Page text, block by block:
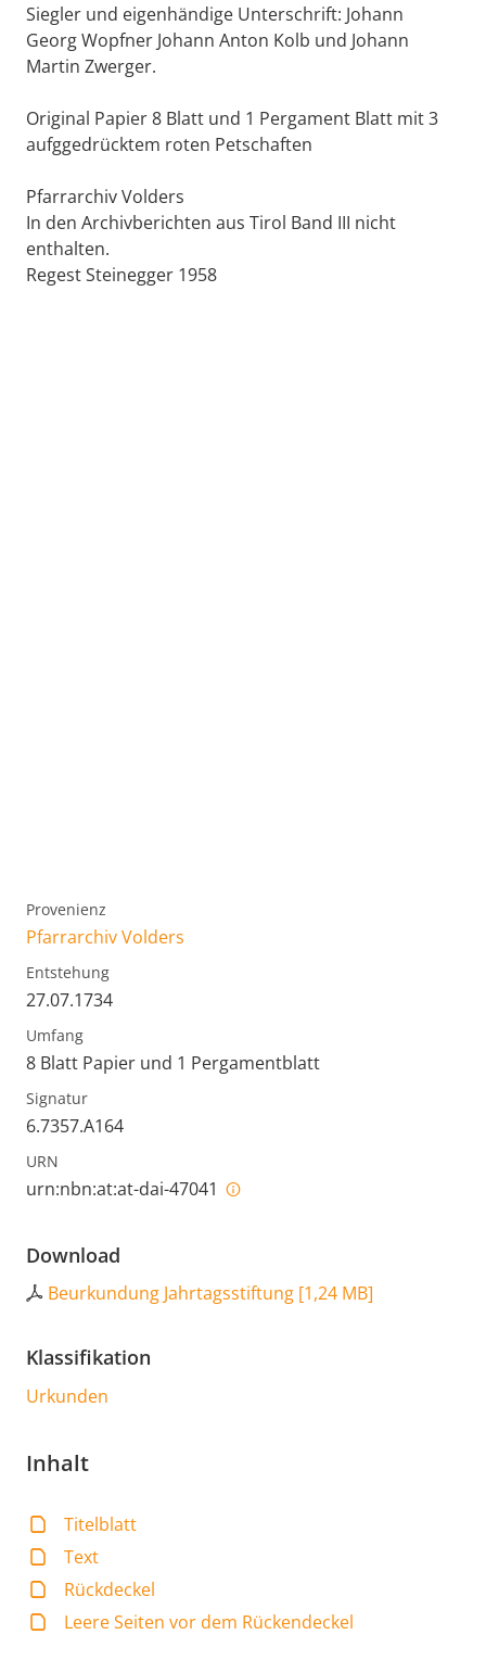
Siegler und eigenhändige Unterschrift: Johann
Georg Wopfner Johann Anton Kolb und Johann
Martin Zwerger.
Original Papier 8 Blatt und 1 Pergament Blatt mit 3
aufggedrücktem roten Petschaften
Pfarrarchiv Volders
In den Archivberichten aus Tirol Band III nicht
enthalten.
Regest Steinegger 1958
Provenienz
Pfarrarchiv Volders
Entstehung
27.07.1734
Umfang
8 Blatt Papier und 1 Pergamentblatt
Signatur
6.7357.A164
URN
urn:nbn:at:at-dai-47041
Download
Beurkundung Jahrtagsstiftung [1,24 MB]
Klassifikation
Urkunden
Inhalt
Titelblatt
Text
Rückdeckel
Leere Seiten vor dem Rückendeckel